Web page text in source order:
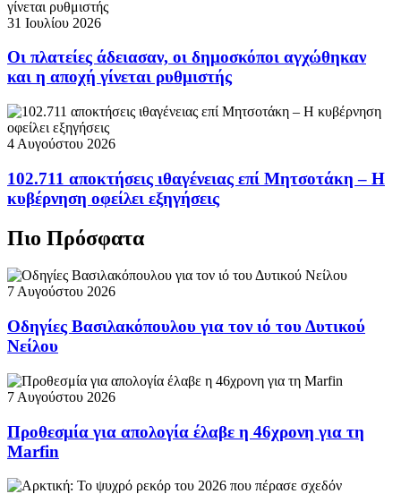
31 Ιουλίου 2026
Οι πλατείες άδειασαν, οι δημοσκόποι αγχώθηκαν
και η αποχή γίνεται ρυθμιστής
4 Αυγούστου 2026
102.711 αποκτήσεις ιθαγένειας επί Μητσοτάκη – Η
κυβέρνηση οφείλει εξηγήσεις
Πιο Πρόσφατα
7 Αυγούστου 2026
Οδηγίες Βασιλακόπουλου για τον ιό του Δυτικού
Νείλου
7 Αυγούστου 2026
Προθεσμία για απολογία έλαβε η 46χρονη για τη
Marfin